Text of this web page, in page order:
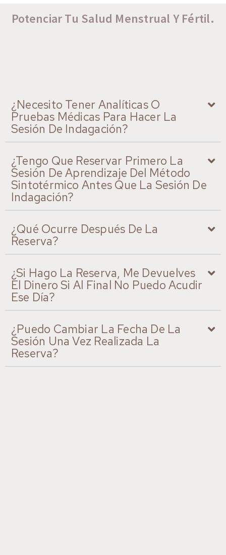
Potenciar Tu Salud Menstrual Y Fértil.
¿Necesito Tener Analíticas O
Pruebas Médicas Para Hacer La
Sesión De Indagación?
¿Tengo Que Reservar Primero La
Sesión De Aprendizaje Del Método
Sintotérmico Antes Que La Sesión De
Indagación?
¿Qué Ocurre Después De La
Reserva?
¿Si Hago La Reserva, Me Devuelves
El Dinero Si Al Final No Puedo Acudir
Ese Día?
¿Puedo Cambiar La Fecha De La
Sesión Una Vez Realizada La
Reserva?